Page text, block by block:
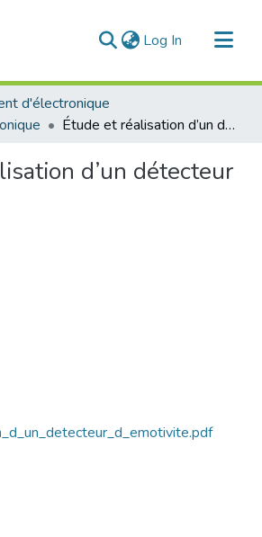
Log In (current)
d'électronique
Étude et réalisation d’un détecteur d’émotivité
d’un détecteur